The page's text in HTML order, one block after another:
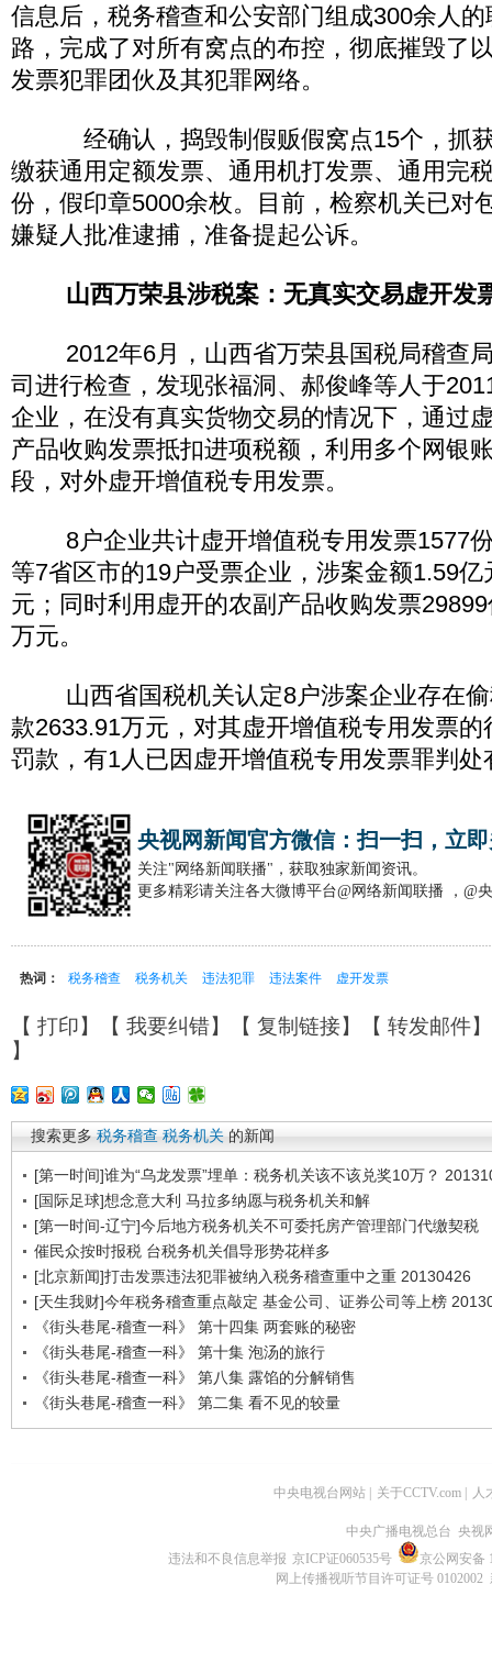
信息后，税务稽查和公安部门组成300余人
路，完成了对所有窝点的布控，彻底摧毁了
发票犯罪团伙及其犯罪网络。
经确认，捣毁制假贩假窝点15个，抓获
缴获通用定额发票、通用机打发票、通用完
份，假印章5000余枚。目前，检察机关已对
嫌疑人批准逮捕，准备提起公诉。
山西万荣县涉税案：无真实交易虚开发
2012年6月，山西省万荣县国税局稽查局
司进行检查，发现张福洞、郝俊峰等人于
企业，在没有真实货物交易的情况下，通过
产品收购发票抵扣进项税额，利用多个网银
段，对外虚开增值税专用发票。
8户企业共计虚开增值税专用发票1577份
等7省区市的19户受票企业，涉案金额1.59
元；同时利用虚开的农副产品收购发票
万元。
山西省国税机关认定8户涉案企业存在偷
款2633.91万元，对其虚开增值税专用发票
罚款，有1人已因虚开增值税专用发票罪判处
央视网新闻官方微信：扫一扫，立
关注"网络新闻联播"，获取独家新闻资讯。
更多精彩请关注各大微博平台@网络新闻联播 ，@
热词： 税务稽查 税务机关 违法犯罪 违法案件 虚开发票
【 打印】【 我要纠错】【 复制链接】【 转发邮件
】
搜索更多 税务稽查 税务机关 的新闻
[第一时间]谁为“乌龙发票”埋单：税务机关该不该兑奖10万？
[国际足球]想念意大利 马拉多纳愿与税务机关和解
[第一时间-辽宁]今后地方税务机关不可委托房产管理部门代缴契税
催民众按时报税 台税务机关倡导形势花样多
[北京新闻]打击发票违法犯罪被纳入税务稽查重中之重 20130426
[天生我财]今年税务稽查重点敲定 基金公司、证券公司等上榜
《街头巷尾-稽查一科》 第十四集 两套账的秘密
《街头巷尾-稽查一科》 第十集 泡汤的旅行
《街头巷尾-稽查一科》 第八集 露馅的分解销售
《街头巷尾-稽查一科》 第二集 看不见的较量
中央电视台网站 关于CCTV.com 人
中央广播电视总台 央视
违法和不良信息举报 京ICP证060535号
京公网安备
网上传播视听节目许可证号 0102002